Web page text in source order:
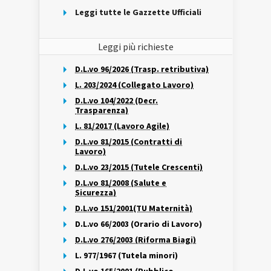
Leggi tutte le Gazzette Ufficiali
Leggi più richieste
D.L.vo 96/2026 (Trasp. retributiva)
L. 203/2024 (Collegato Lavoro)
D.L.vo 104/2022 (Decr.
Trasparenza)
L. 81/2017 (Lavoro Agile)
D.L.vo 81/2015 (Contratti di
Lavoro)
D.L.vo 23/2015 (Tutele Crescenti)
D.L.vo 81/2008 (Salute e
Sicurezza)
D.L.vo 151/2001(TU Maternità)
D.L.vo 66/2003 (Orario di Lavoro)
D.L.vo 276/2003 (Riforma Biagi)
L. 977/1967 (Tutela minori)